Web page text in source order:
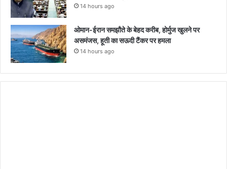
14 hours ago
ओमान-ईरान समझौते के बेहद करीब, होर्मुज खुलने पर
असमंजस, हूती का सऊदी टैंकर पर हमला
14 hours ago